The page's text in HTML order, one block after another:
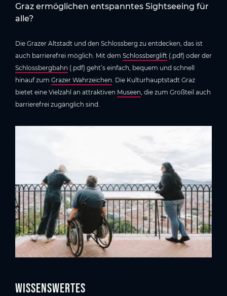
Graz ermöglichen entspanntes Sightseeing für
alle?
Die Grazer Altstadt und den Schlossberg zu entdecken, das ist
auch barrierefrei möglich. Mit dem Schlossberglift (.pdf) oder der
Schlossbergbahn (.pdf) geht’s einfach, bequem und schnell
hinauf zum Grazer Wahrzeichen. Die Kulturhauptstadt Graz
bietet eine Vielzahl an attraktiven Museen, die zum Großteil auch
barrierefrei zugänglich sind.
Wissenswertes